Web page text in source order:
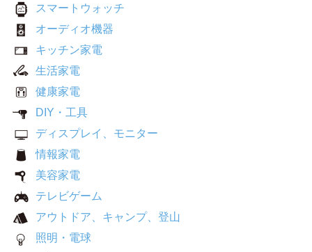
スマートウォッチ
オーディオ機器
キッチン家電
生活家電
健康家電
DIY・工具
ディスプレイ、モニター
情報家電
美容家電
テレビゲーム
アウトドア、キャンプ、登山
照明・電球